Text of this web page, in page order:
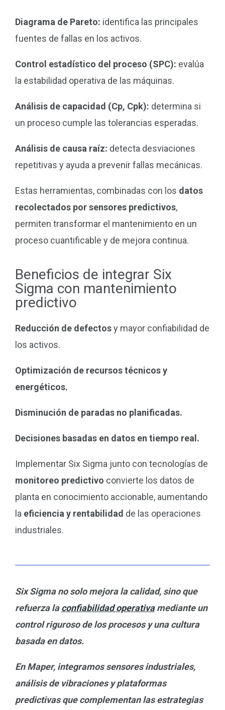
Diagrama de Pareto: identifica las principales
fuentes de fallas en los activos.
Control estadístico del proceso (SPC): evalúa
la estabilidad operativa de las máquinas.
Análisis de capacidad (Cp, Cpk): determina si
un proceso cumple las tolerancias esperadas.
Análisis de causa raíz: detecta desviaciones
repetitivas y ayuda a prevenir fallas mecánicas.
Estas herramientas, combinadas con los datos
recolectados por sensores predictivos,
permiten transformar el mantenimiento en un
proceso cuantificable y de mejora continua.
Beneficios de integrar Six
Sigma con mantenimiento
predictivo
Reducción de defectosy mayor confiabilidad de
los activos.
Optimización de recursos técnicos y
energéticos.
Disminución de paradas no planificadas.
Decisiones basadas en datos en tiempo real.
Implementar Six Sigma junto con tecnologías de
monitoreo predictivo convierte los datos de
planta en conocimiento accionable, aumentando
la eficiencia y rentabilidad de las operaciones
industriales.
Six Sigma no solo mejora la calidad, sino que
refuerza laconfiabilidad operativamediante un
control riguroso de los procesos y una cultura
basada en datos.
En Maper, integramos sensores industriales,
análisis de vibraciones y plataformas
predictivas que complementan las estrategias